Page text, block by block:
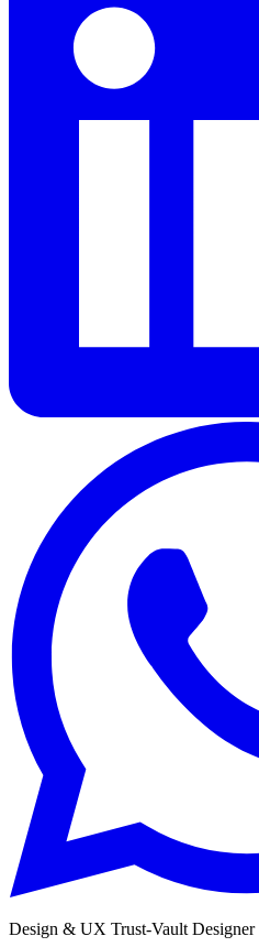
Design & UX Trust-Vault Designer